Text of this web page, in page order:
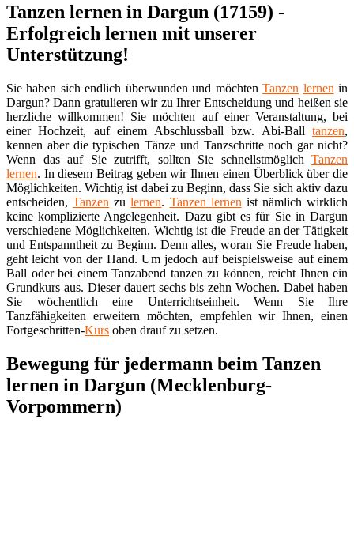
Tanzen lernen in Dargun (17159) -
Erfolgreich lernen mit unserer
Unterstützung!
Sie haben sich endlich überwunden und möchtenTanzen lernen in
Dargun? Dann gratulieren wir zu Ihrer Entscheidung und heißen sie
herzliche willkommen! Sie möchten auf einer Veranstaltung, bei
einer Hochzeit, auf einem Abschlussball bzw. Abi-Ball tanzen,
kennen aber die typischen Tänze und Tanzschritte noch gar nicht?
Wenn das auf Sie zutrifft, sollten Sie schnellstmöglich Tanzen
lernen. In diesem Beitrag geben wir Ihnen einen Überblick über die
Möglichkeiten. Wichtig ist dabei zu Beginn, dass Sie sich aktiv dazu
entscheiden,Tanzen zulernen. Tanzen lernen ist nämlich wirklich
keine komplizierte Angelegenheit. Dazu gibt es für Sie in Dargun
verschiedene Möglichkeiten. Wichtig ist die Freude an der Tätigkeit
und Entspanntheit zu Beginn. Denn alles, woran Sie Freude haben,
geht leicht von der Hand. Um jedoch auf beispielsweise auf einem
Ball oder bei einem Tanzabend tanzen zu können, reicht Ihnen ein
Grundkurs aus. Dieser dauert sechs bis zehn Wochen. Dabei haben
Sie wöchentlich eine Unterrichtseinheit. Wenn Sie Ihre
Tanzfähigkeiten erweitern möchten, empfehlen wir Ihnen, einen
Fortgeschritten-Kurs oben drauf zu setzen.
Bewegung für jedermann beim Tanzen
lernen in Dargun (Mecklenburg-
Vorpommern)